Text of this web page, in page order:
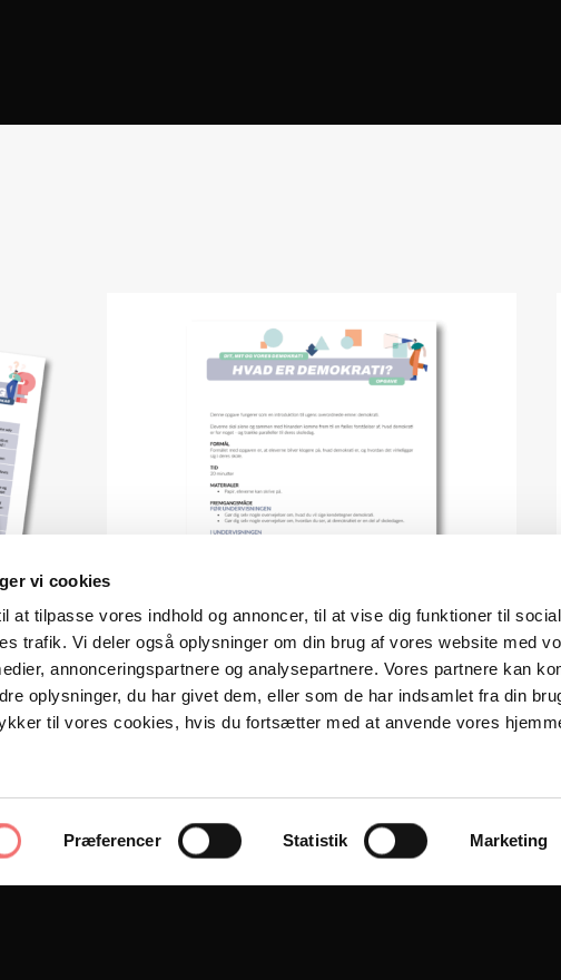
vi cookies
at tilpasse vores indhold og annoncer, til at vise dig funktioner til
trafik. Vi deler også oplysninger om din brug af vores website med
annonceringspartnere og analysepartnere. Vores partnere kan
oplysninger, du har givet dem, eller som de har indsamlet fra din
til vores cookies, hvis du fortsætter med at anvende vores
Præferencer Statistik Marketing
VIEW
Opgave 1